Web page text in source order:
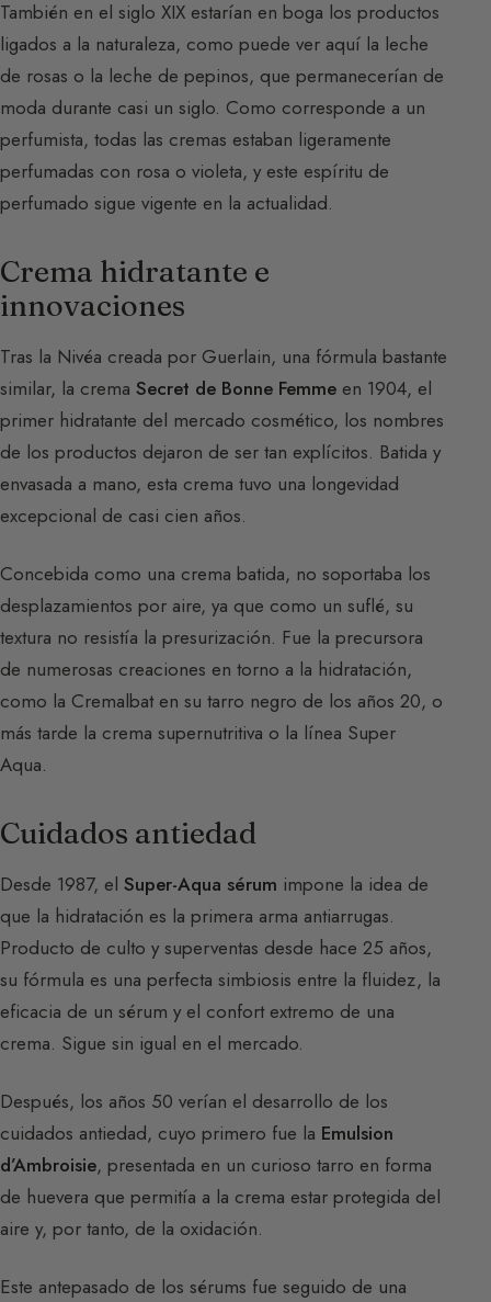
También en el siglo XIX estarían en boga los productos
ligados a la naturaleza, como puede ver aquí la leche
de rosas o la leche de pepinos, que permanecerían de
moda durante casi un siglo. Como corresponde a un
perfumista, todas las cremas estaban ligeramente
perfumadas con rosa o violeta, y este espíritu de
perfumado sigue vigente en la actualidad.
Crema hidratante e
innovaciones
Tras la Nivéa creada por Guerlain, una fórmula bastante
similar, la crema Secret de Bonne Femme en 1904, el
primer hidratante del mercado cosmético, los nombres
de los productos dejaron de ser tan explícitos. Batida y
envasada a mano, esta crema tuvo una longevidad
excepcional de casi cien años.
Concebida como una crema batida, no soportaba los
desplazamientos por aire, ya que como un suflé, su
textura no resistía la presurización. Fue la precursora
de numerosas creaciones en torno a la hidratación,
como la Cremalbat en su tarro negro de los años 20, o
más tarde la crema supernutritiva o la línea Super
Aqua.
Cuidados antiedad
Desde 1987, el Super-Aqua sérum impone la idea de
que la hidratación es la primera arma antiarrugas.
Producto de culto y superventas desde hace 25 años,
su fórmula es una perfecta simbiosis entre la fluidez, la
eficacia de un sérum y el confort extremo de una
crema. Sigue sin igual en el mercado.
Después, los años 50 verían el desarrollo de los
cuidados antiedad, cuyo primero fue la Emulsion
d’Ambroisie, presentada en un curioso tarro en forma
de huevera que permitía a la crema estar protegida del
aire y, por tanto, de la oxidación.
Este antepasado de los sérums fue seguido de una